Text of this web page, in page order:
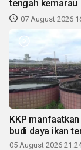
tengah kemarau
07 August 2026
KKP
budi daya ikan
05 August 2026